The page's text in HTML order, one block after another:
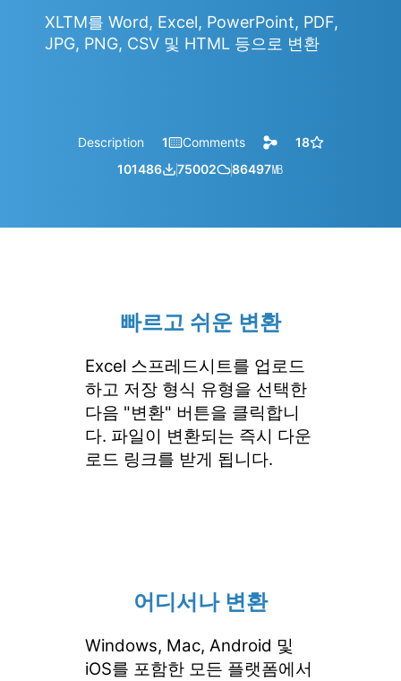
XLTM를 Word, Excel, PowerPoint, PDF,
JPG, PNG, CSV 및 HTML 등으로 변환
Description 1 Comments
18
101486
75002 86497㎆︎
빠르고 쉬운 변환
Excel 스프레드시트를 업로드
하고 저장 형식 유형을 선택한
다음 "변환" 버튼을 클릭합니
다. 파일이 변환되는 즉시 다운
로드 링크를 받게 됩니다.
어디서나 변환
Windows, Mac, Android 및
iOS를 포함한 모든 플랫폼에서